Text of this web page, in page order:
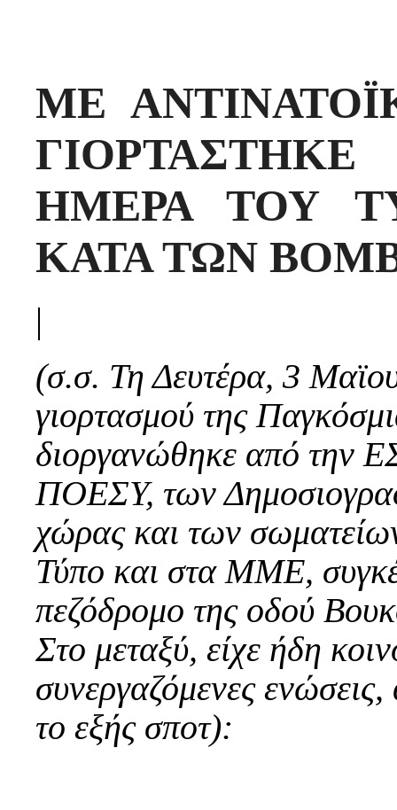
ΜΕ
ΗΜΕΡΑ ΤΟΥ
ΚΑΤΑ ΤΩΝ
|
(σ.σ. Τη Δευτέρα, 3
γιορτασμού της
διοργανώθηκε από την
ΠΟΕΣΥ, των
χώρας και των
Τύπο και στα ΜΜΕ,
πεζόδρομο της οδού
Στο μεταξύ, είχε ήδη
συνεργαζόμενες
το εξής σποτ):